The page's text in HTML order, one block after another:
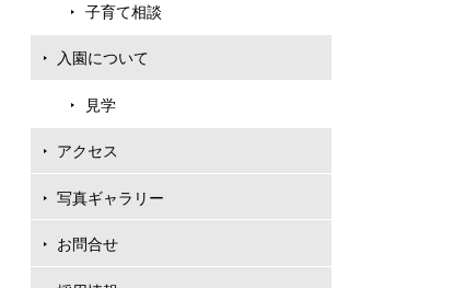
子育て相談
入園について
見学
アクセス
写真ギャラリー
お問合せ